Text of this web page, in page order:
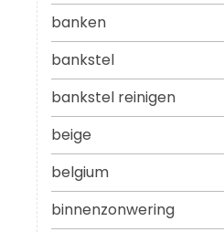
banken
bankstel
bankstel reinigen
beige
belgium
binnenzonwering